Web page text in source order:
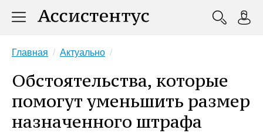
Главная Актуально
Обстоятельства, которые
помогут уменьшить размер
назначенного штрафа